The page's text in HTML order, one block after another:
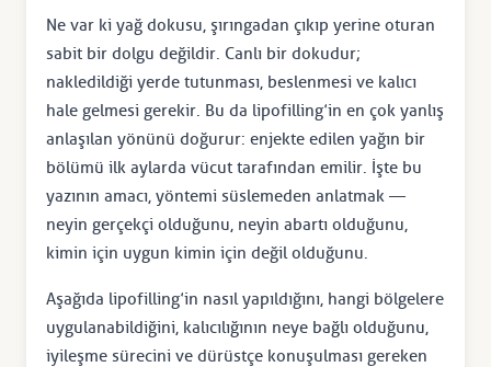
Ne var ki yağ dokusu, şırıngadan çıkıp yerine oturan
sabit bir dolgu değildir. Canlı bir dokudur;
nakledildiği yerde tutunması, beslenmesi ve kalıcı
hale gelmesi gerekir. Bu da lipofilling’in en çok yanlış
anlaşılan yönünü doğurur: enjekte edilen yağın bir
bölümü ilk aylarda vücut tarafından emilir. İşte bu
yazının amacı, yöntemi süslemeden anlatmak —
neyin gerçekçi olduğunu, neyin abartı olduğunu,
kimin için uygun kimin için değil olduğunu.
Aşağıda lipofilling’in nasıl yapıldığını, hangi bölgelere
uygulanabildiğini, kalıcılığının neye bağlı olduğunu,
iyileşme sürecini ve dürüstçe konuşulması gereken